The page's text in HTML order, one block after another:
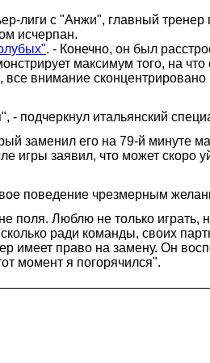
с "Анжи", главный тренер
исчерпан.
. - Конечно, он был
максимум того, на
внимание
подчеркнул итальянский
заменил его на 79-й минуте
игры заявил, что может скоро
поведение чрезмерным
поля. Люблю не только
ради команды, своих
имеет право на замену. Он
момент я погорячился".